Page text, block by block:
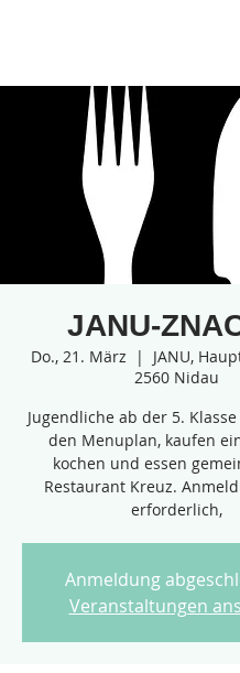
JANU-
Do., 21. März
  |
JANU,
2560 Nidau
Jugendliche ab der 5.
den Menuplan, kaufen
kochen und essen
Restaurant Kreuz.
erforderlich,
Anmeldung
Veranstaltungen